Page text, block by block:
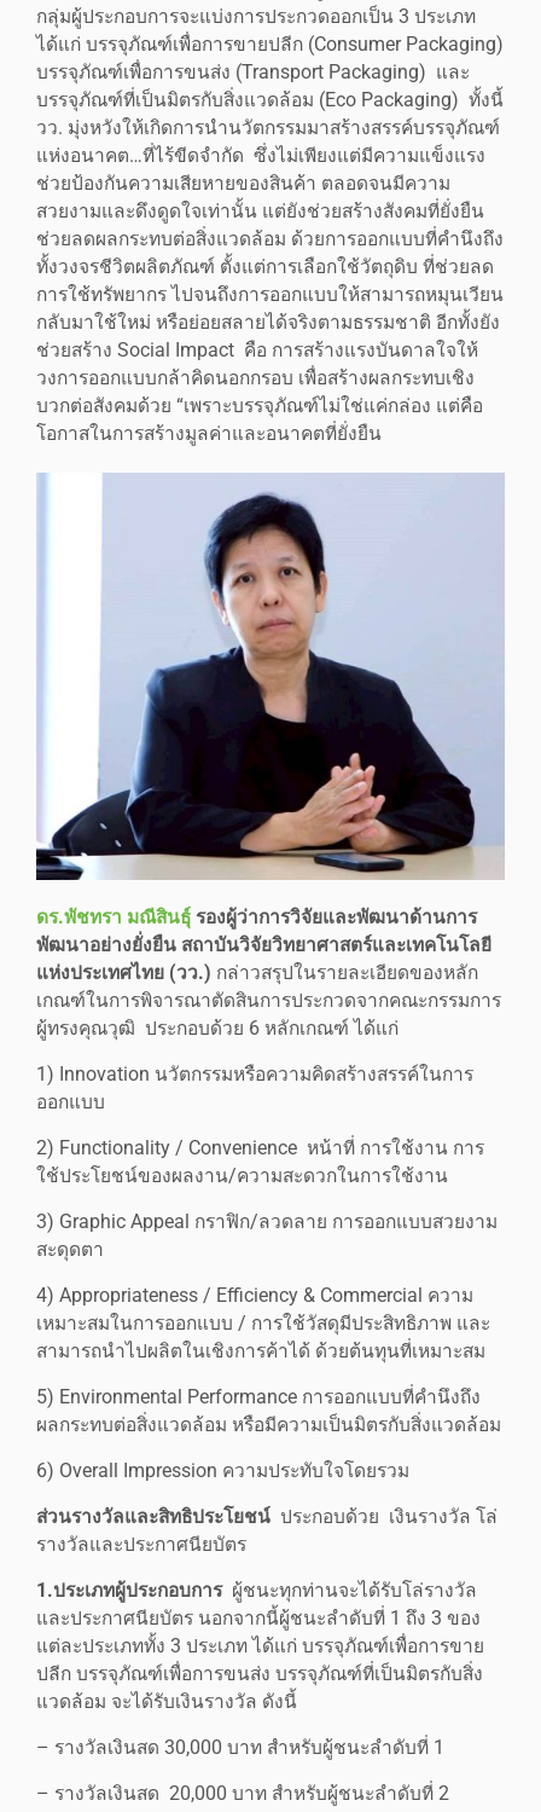
กลุ่มผู้ประกอบการจะแบ่งการประกวดออกเป็น 3 ประเภท
ได้แก่ บรรจุภัณฑ์เพื่อการขายปลีก (Consumer Packaging)
บรรจุภัณฑ์เพื่อการขนส่ง (Transport Packaging) และ
บรรจุภัณฑ์ที่เป็นมิตรกับสิ่งแวดล้อม (Eco Packaging) ทั้งนี้
วว. มุ่งหวังให้เกิดการนำนวัตกรรมมาสร้างสรรค์บรรจุภัณฑ์
แห่งอนาคต…ที่ไร้ขีดจำกัด ซึ่งไม่เพียงแต่มีความแข็งแรง
ช่วยป้องกันความเสียหายของสินค้า ตลอดจนมีความ
สวยงามและดึงดูดใจเท่านั้น แต่ยังช่วยสร้างสังคมที่ยั่งยืน
ช่วยลดผลกระทบต่อสิ่งแวดล้อม ด้วยการออกแบบที่คำนึงถึง
ทั้งวงจรชีวิตผลิตภัณฑ์ ตั้งแต่การเลือกใช้วัตถุดิบ ที่ช่วยลด
การใช้ทรัพยากร ไปจนถึงการออกแบบให้สามารถหมุนเวียน
กลับมาใช้ใหม่ หรือย่อยสลายได้จริงตามธรรมชาติ อีกทั้งยัง
ช่วยสร้าง Social Impact คือ การสร้างแรงบันดาลใจให้
วงการออกแบบกล้าคิดนอกกรอบ เพื่อสร้างผลกระทบเชิง
บวกต่อสังคมด้วย “เพราะบรรจุภัณฑ์ไม่ใช่แค่กล่อง แต่คือ
โอกาสในการสร้างมูลค่าและอนาคตที่ยั่งยืน
ดร.พัชทรา มณีสินธุ์ รองผู้ว่าการวิจัยและพัฒนาด้านการ
พัฒนาอย่างยั่งยืน สถาบันวิจัยวิทยาศาสตร์และเทคโนโลยี
แห่งประเทศไทย (วว.) กล่าวสรุปในรายละเอียดของหลัก
เกณฑ์ในการพิจารณาตัดสินการประกวดจากคณะกรรมการ
ผู้ทรงคุณวุฒิ ประกอบด้วย 6 หลักเกณฑ์ ได้แก่
1) Innovation นวัตกรรมหรือความคิดสร้างสรรค์ในการ
ออกแบบ
2) Functionality / Convenience หน้าที่ การใช้งาน การ
ใช้ประโยชน์ของผลงาน/ความสะดวกในการใช้งาน
3) Graphic Appeal กราฟิก/ลวดลาย การออกแบบสวยงาม
สะดุดตา
4) Appropriateness / Efficiency & Commercial ความ
เหมาะสมในการออกแบบ / การใช้วัสดุมีประสิทธิภาพ และ
สามารถนำไปผลิตในเชิงการค้าได้ ด้วยต้นทุนที่เหมาะสม
5) Environmental Performance การออกแบบที่คำนึงถึง
ผลกระทบต่อสิ่งแวดล้อม หรือมีความเป็นมิตรกับสิ่งแวดล้อม
6) Overall Impression ความประทับใจโดยรวม
ส่วนรางวัลและสิทธิประโยชน์ ประกอบด้วย เงินรางวัล โล่
รางวัลและประกาศนียบัตร
1.ประเภทผู้ประกอบการ ผู้ชนะทุกท่านจะได้รับโล่รางวัล
และประกาศนียบัตร นอกจากนี้ผู้ชนะลำดับที่ 1 ถึง 3 ของ
แต่ละประเภททั้ง 3 ประเภท ได้แก่ บรรจุภัณฑ์เพื่อการขาย
ปลีก บรรจุภัณฑ์เพื่อการขนส่ง บรรจุภัณฑ์ที่เป็นมิตรกับสิ่ง
แวดล้อม จะได้รับเงินรางวัล ดังนี้
– รางวัลเงินสด 30,000 บาท สำหรับผู้ชนะลำดับที่ 1
– รางวัลเงินสด 20,000 บาท สำหรับผู้ชนะลำดับที่ 2